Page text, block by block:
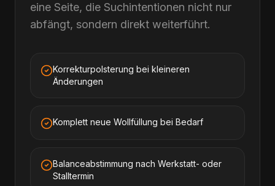
eine Seite, die Suchintentionen nicht nur
abfängt, sondern direkt weiterführt.
Korrekturpolsterung bei kleineren
Änderungen
Komplett neue Wollfüllung bei Bedarf
Balanceabstimmung nach Werkstatt- oder
Stalltermin